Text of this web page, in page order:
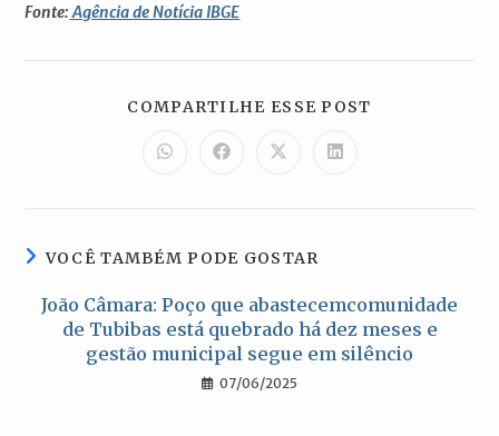
Fonte:Agência de Notícia IBGE
COMPARTILHE ESSE POST
Abre
em
nova
Abre
em
nova
Abre
em
nova
Abre
em
nova
VOCÊ TAMBÉM PODE GOSTAR
João Câmara: Poço que abastecemcomunidade
de Tubibas está quebrado há dez meses e
gestão municipal segue em silêncio
07/06/2025